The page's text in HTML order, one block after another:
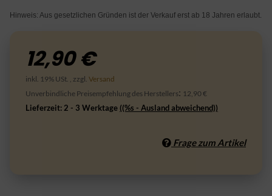
Hinweis: Aus gesetzlichen Gründen ist der Verkauf erst ab 18 Jahren erlaubt.
12,90 €
inkl. 19% USt. , zzgl. Versand
Unverbindliche Preisempfehlung des Herstellers: 12,90 €
Lieferzeit: 2 - 3 Werktage ((%s - Ausland abweichend))
Frage zum Artikel